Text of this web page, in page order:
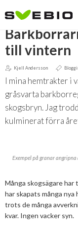
MENY
VI VERKAR FÖR
Svebios valmanifest
Koldioxidskatt
Besvarade remisser
2026
Remisser på gång
OM BIOENERGI
Ger förbränning en
Finns det tillräckligt
Försörjningstrygghet
Biovärme
Biodrivmedel
Biokraft
MEDLEMSKAP
Associerad medlem
Privat medlem
EVENEMANG
MER
TILLBAKA
till vintern
Kjell Andersson
I mina hemtrakter i
gråsvarta
skogsbryn. Jag
kulminerat förra
Exempel på granar angripna
Många skogsägare
har skapats många
trots de många
kvar. Ingen vacker syn.